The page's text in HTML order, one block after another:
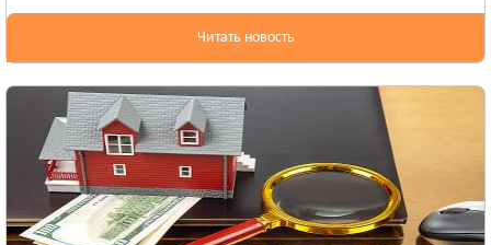
Смотреть всё
Тараща
Тетиев
Смотреть всё
КИРОВОГРАДСКАЯ ОБЛАСТЬ
Александрия
Читать новость